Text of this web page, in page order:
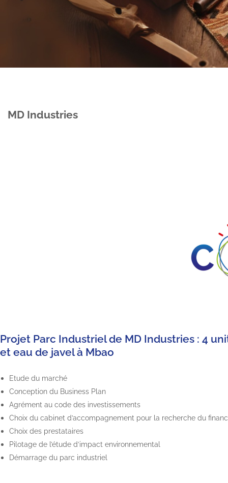
MD Industries
Projet Parc Industriel de MD Industries : 4
et eau de javel à Mbao
Etude du marché
Conception du Business Plan
Agrément au code des investissements
Choix du cabinet d’accompagnement pour la recherche du
Choix des prestataires
Pilotage de l’étude d’impact environnemental
Démarrage du parc industriel